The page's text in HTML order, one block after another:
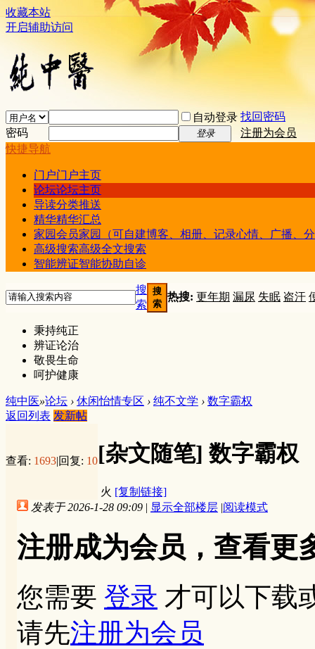
收藏本站
开启辅助访问
自动登录 找回密码
密码
登录
注册为会员
快捷导航
门户门户主页
论坛论坛主页
导读分类推送
精华精华汇总
家园会员家园（可自建博客、相册、记录心情、广播、
高级搜索高级全文搜索
智能辨证智能协助自诊
搜
索
搜
索
热搜: 更年期 漏尿 失眠 盗汗
秉持纯正
辨证论治
敬畏生命
呵护健康
纯中医»论坛 › 休闲怡情专区 › 纯不文学 › 数字霸权
返回列表 发新帖
查看: 1693|回复: 10[杂文随笔] 数字霸权
火 [复制链接]
发表于 2026-1-28 09:09 | 显示全部楼层 |阅读模式
注册成为会员，查看更
您需要 登录 才可以下载
请先注册为会员